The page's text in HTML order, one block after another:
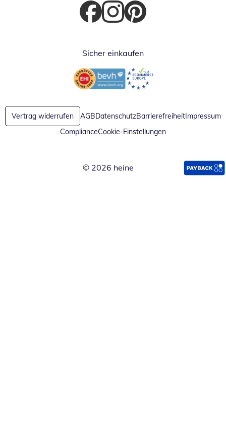
Öffnet in neuem Fenster
Öffnet in neuem Fenster
Öffnet in neuem Fenster
Sicher einkaufen
Öffnet in neuem FensterÖffnet in neuem Fenster
Vertrag widerrufen AGBDatenschutzBarrierefreiheitImpressum
ComplianceCookie-Einstellungen
© 2026 heine